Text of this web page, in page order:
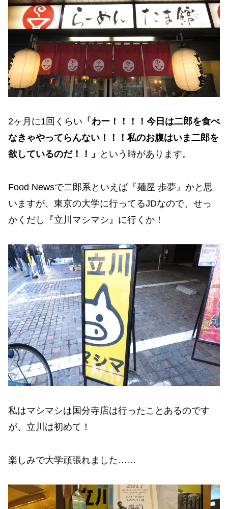
2ヶ月に1回くらい 「わー！！！！今日は二郎を食べ
なきゃやってらんない！！！私のお腹はいま二郎を
欲しているのだ！！」
という時があります。
Food Newsで二郎系といえば『麺屋 歩夢』かと思
いますが、東京の大学に行ってるJDなので、せっ
かくだし『立川マシマシ』に行くか！
私はマシマシは国分寺店は行ったことあるのです
が、立川は初めて！
楽しみで大学頑張れました……